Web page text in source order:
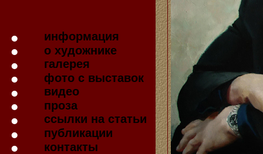
информация
о художнике
галерея
фото с выставок
видео
проза
ссылки на статьи
публикации
контакты